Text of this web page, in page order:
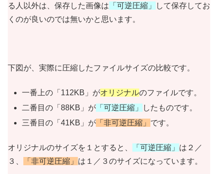
る人以外は、保存した画像は 「可逆圧縮」
して保存してお
くのが良いのでは無いかと思います。
下図が、実際に圧縮したファイルサイズの比較です。
一番上の「112KB」がオリジナルのファイルです。
二番目の「88KB」が 「可逆圧縮」
したものです。
三番目の「41KB」が 「非可逆圧縮」 です。
オリジナルのサイズを１とすると、 「可逆圧縮」 は２／
３、
「非可逆圧縮」 は１／３のサイズになっています。